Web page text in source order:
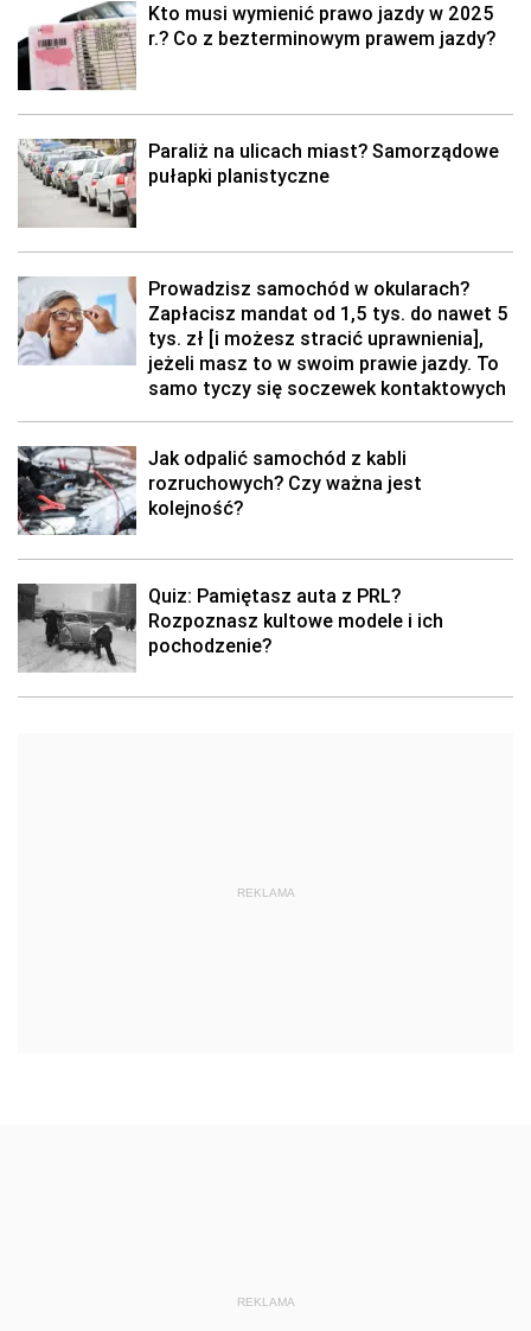
Kto musi wymienić prawo jazdy w 2025
r.? Co z bezterminowym prawem jazdy?
Paraliż na ulicach miast? Samorządowe
pułapki planistyczne
Prowadzisz samochód w okularach?
Zapłacisz mandat od 1,5 tys. do nawet 5
tys. zł [i możesz stracić uprawnienia],
jeżeli masz to w swoim prawie jazdy. To
samo tyczy się soczewek kontaktowych
Jak odpalić samochód z kabli
rozruchowych? Czy ważna jest
kolejność?
Quiz: Pamiętasz auta z PRL?
Rozpoznasz kultowe modele i ich
pochodzenie?
REKLAMA
REKLAMA